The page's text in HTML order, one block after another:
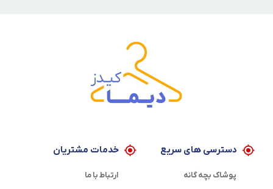
دسترسی های سریع
پوشاک بچه گانه
خدمات مشتریان
ارتباط با ما